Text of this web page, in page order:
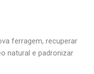
ferragem, recuperar
natural e padronizar